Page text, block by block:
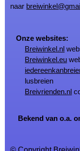
naar
Onze websites:
Breiwinkel.nl
Breiwinkel.eu
lusbreien
Breivrienden.nl
Bekend van o.a.